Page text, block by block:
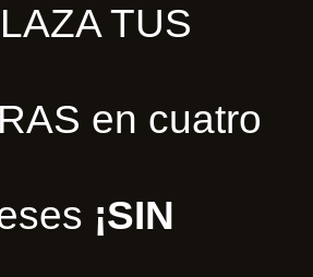
TUS
en cuatro
¡SIN